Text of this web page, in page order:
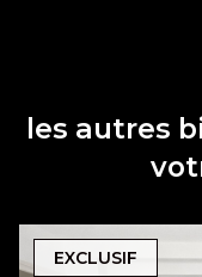
les autres
EXCLUSIF